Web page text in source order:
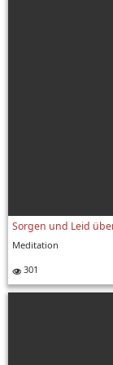
Sorgen und Leid
Meditation
301